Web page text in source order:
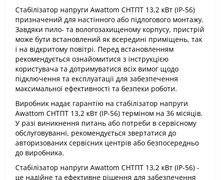
Стабілізатор напруги Awattom СНТПТ 13,2 кВт (IP-56)
призначений для настінного або підлогового монтажу.
Завдяки пило- та вологозахищеному корпусу, пристрій
може бути встановлений як всередині приміщень, так
і на відкритому повітрі. Перед встановленням
рекомендується ознайомитися з інструкцією
користувача та дотримуватися всіх вимог щодо
підключення та експлуатації для забезпечення
максимальної ефективності та безпеки роботи.
Виробник надає гарантію на стабілізатор напруги
Awattom СНТПТ 13,2 кВт (IP-56) терміном на 36 місяців.
У разі виникнення питань або потреби в сервісному
обслуговуванні, рекомендується звертатися до
авторизованих сервісних центрів або безпосередньо
до виробника.
Стабілізатор напруги Awattom СНТПТ 13,2 кВт (IP-56) -
це надійне та ефективне рішення для забезпечення